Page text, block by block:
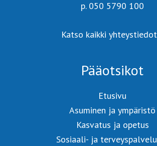
p. 050 5790 100
Katso kaikki
Pääotsikot
Etusivu
Asuminen ja ympäristö
Kasvatus ja opetus
Sosiaali- ja